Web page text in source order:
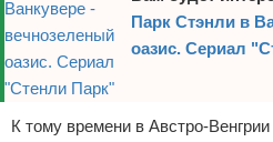
Парк Стэнли в
оазис. Сериал
К тому времени в Австро-Венгрии